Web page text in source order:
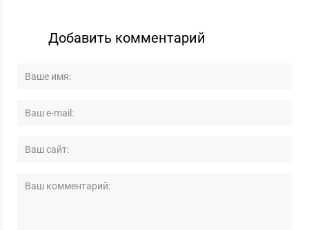
Добавить комментарий